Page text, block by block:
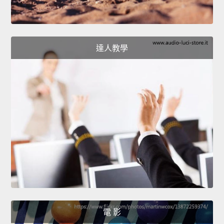
達人教學
電 影